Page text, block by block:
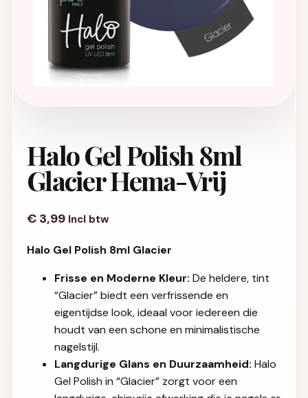
Halo Gel Polish 8ml
Glacier Hema-Vrij
€ 3,99 Incl btw
Halo Gel Polish 8ml Glacier
Frisse en Moderne Kleur: De heldere, tint
“Glacier” biedt een verfrissende en
eigentijdse look, ideaal voor iedereen die
houdt van een schone en minimalistische
nagelstijl.
Langdurige Glans en Duurzaamheid: Halo
Gel Polish in “Glacier” zorgt voor een